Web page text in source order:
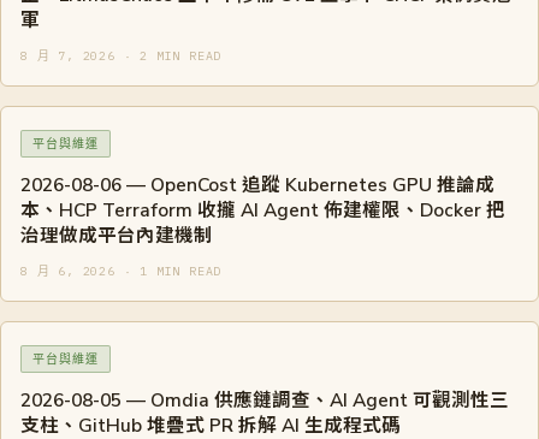
軍
8 月 7, 2026 · 2 MIN READ
平台與維運
2026-08-06 — OpenCost 追蹤 Kubernetes GPU 推論成
本、HCP Terraform 收攏 AI Agent 佈建權限、Docker 把
治理做成平台內建機制
8 月 6, 2026 · 1 MIN READ
平台與維運
2026-08-05 — Omdia 供應鏈調查、AI Agent 可觀測性三
支柱、GitHub 堆疊式 PR 拆解 AI 生成程式碼